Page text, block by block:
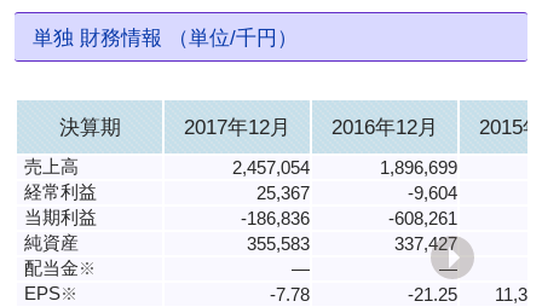
単独 財務情報 （単位/千円）
決算期 2017年12月 2016年12月 2015
売上高 2,457,054 1,896,699
経常利益
25,367
-9,604
当期利益
-186,836
-608,261
純資産
355,583 337,427
配当金※ ―
―
EPS※ -7.78 -21.25